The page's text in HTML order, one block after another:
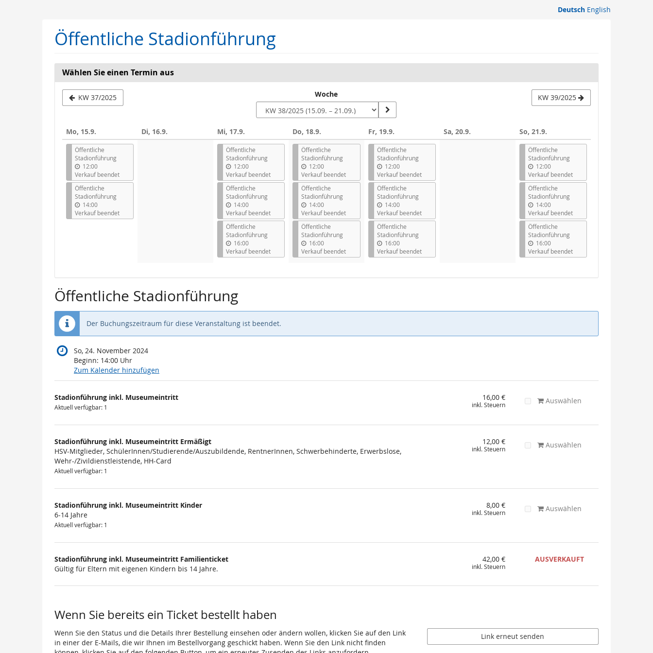
Deutsch English
Öffentliche Stadionführung
Wählen Sie einen Termin aus
KW 37/2025
auswählen
Woche KW 39/2025
Mo, 15.9.
Öffentliche
Stadionführung
12:00
Verkauf beendet
Öffentliche
Stadionführung
14:00
Verkauf beendet
Di, 16.9. Mi, 17.9.
Öffentliche
Stadionführung
12:00
Verkauf beendet
Öffentliche
Stadionführung
14:00
Verkauf beendet
Öffentliche
Stadionführung
16:00
Verkauf beendet
Do, 18.9.
Öffentliche
Stadionführung
12:00
Verkauf beendet
Öffentliche
Stadionführung
14:00
Verkauf beendet
Öffentliche
Stadionführung
16:00
Verkauf beendet
Fr, 19.9.
Öffentliche
Stadionführung
12:00
Verkauf beendet
Öffentliche
Stadionführung
14:00
Verkauf beendet
Öffentliche
Stadionführung
16:00
Verkauf beendet
Sa, 20.9. So, 21.9.
Öffentliche
Stadionführung
12:00
Verkauf beendet
Öffentliche
Stadionführung
14:00
Verkauf beendet
Öffentliche
Stadionführung
16:00
Verkauf beendet
Öffentliche Stadionführung
Der Buchungszeitraum für diese Veranstaltung ist beendet.
So, 24. November 2024
Beginn: 14:00 Uhr
Zum Kalender hinzufügen
Produkte
Unkategorisierte
Produkte
Stadionführung inkl. Museumeintritt
Aktuell verfügbar: 1
16,00 €
inkl. Steuern Auswählen
Stadionführung inkl. Museumeintritt Ermäßigt
HSV-Mitglieder, SchülerInnen/Studierende/Auszubildende, RentnerInnen, Schwerbehinderte, Erwerbslose,
Wehr-/Zivildienstleistende, HH-Card
Aktuell verfügbar: 1
12,00 €
inkl. Steuern Auswählen
Stadionführung inkl. Museumeintritt Kinder
6-14 Jahre
Aktuell verfügbar: 1
8,00 €
inkl. Steuern Auswählen
Stadionführung inkl. Museumeintritt Familienticket
Gültig für Eltern mit eigenen Kindern bis 14 Jahre.
42,00 €
inkl. Steuern
AUSVERKAUFT
Wenn Sie bereits ein Ticket bestellt haben
Wenn Sie den Status und die Details Ihrer Bestellung einsehen oder ändern wollen, klicken Sie auf den Link
in einer der E-Mails, die wir Ihnen im Bestellvorgang geschickt haben. Wenn Sie den Link nicht finden
Link erneut senden